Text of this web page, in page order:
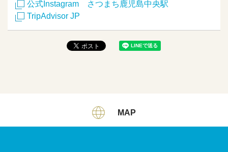
公式Instagram さつまち鹿児島中央駅
TripAdvisor JP
MAP